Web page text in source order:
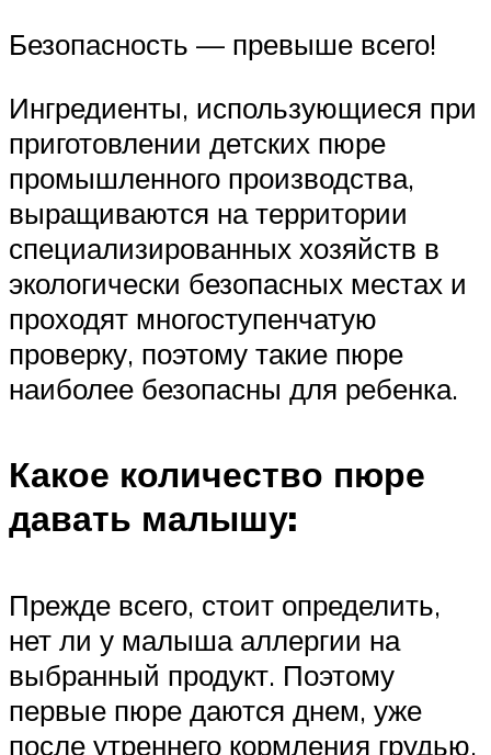
Безопасность — превыше всего!
Ингредиенты, использующиеся при
приготовлении детских пюре
промышленного производства,
выращиваются на территории
специализированных хозяйств в
экологически безопасных местах и
проходят многоступенчатую
проверку, поэтому такие пюре
наиболее безопасны для ребенка.
Какое количество пюре
давать малышу:
Прежде всего, стоит определить,
нет ли у малыша аллергии на
выбранный продукт. Поэтому
первые пюре даются днем, уже
после утреннего кормления грудью.